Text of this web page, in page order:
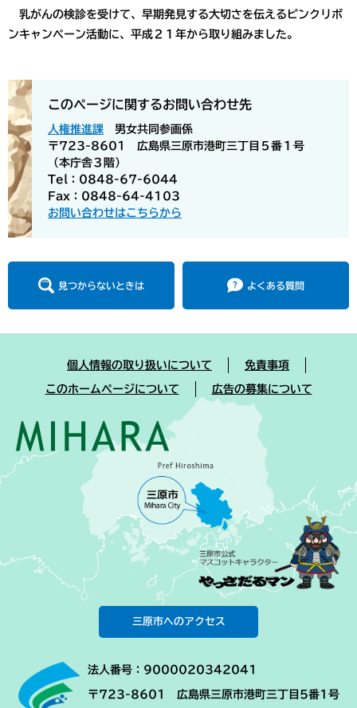
乳がんの検診を受けて、早期発見する大切さを伝えるピンクリボ
ンキャンペーン活動に、平成２１年から取り組みました。
このページに関するお問い合わせ先
人権推進課
男女共同参画係
〒723-8601 広島県三原市港町三丁目５番１号
（本庁舎３階）
Tel：0848-67-6044
Fax：0848-64-4103
お問い合わせはこちらから
見つからないときは よくある質問
個人情報の取り扱いについて 免責事項
このホームページについて 広告の募集について
三原市へのアクセス
法人番号：9000020342041
〒723-8601 広島県三原市港町三丁目5番1号